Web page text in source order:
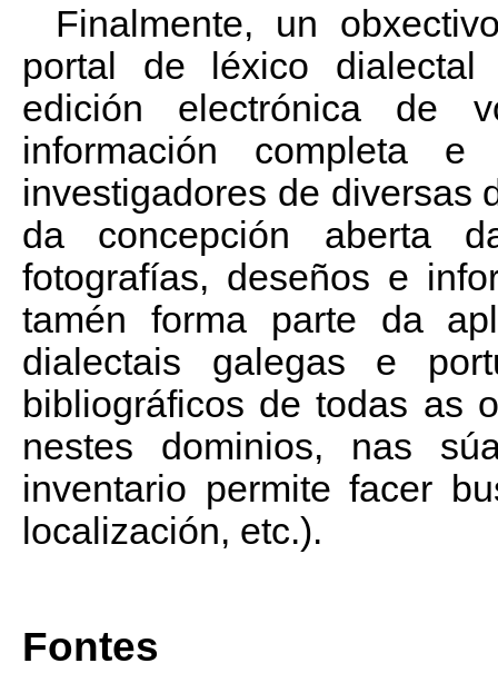
Finalmente, un
portal de léxico
edición electrónica de
información completa
investigadores de diversas
da concepción aberta
fotografías, deseños e
tamén forma parte da
dialectais galegas e
bibliográficos de todas as
nestes dominios, nas
inventario permite facer
localización, etc.).
Fontes